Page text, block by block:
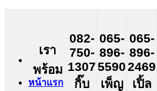
หน้าแรก
เรา
พร้อม
082-
750-
1307
กิ๊บ
065-
896-
5590
เพ็ญ
065-
896-
2469
เปิ้ล